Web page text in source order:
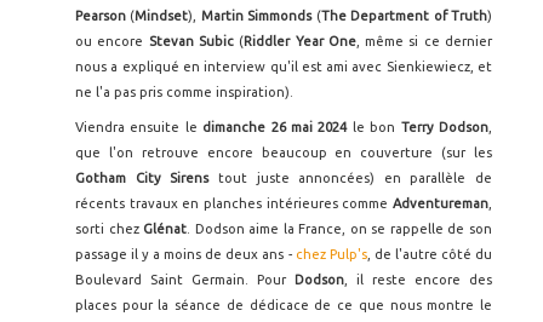
Pearson (Mindset), Martin Simmonds (The Department of Truth)
ou encore Stevan Subic (Riddler Year One, même si ce dernier
nous a expliqué en interview qu'il est ami avec Sienkiewiecz, et
ne l'a pas pris comme inspiration).
Viendra ensuite le dimanche 26 mai 2024 le bon Terry Dodson
que l'on retrouve encore beaucoup en couverture (sur les
Gotham City Sirens tout juste annoncées) en parallèle de
récents travaux en planches intérieures comme Adventureman
sorti chez Glénat . Dodson aime la France, on se rappelle de son
passage il y a moins de deux ans - chez Pulp's, de l'autre côté du
Boulevard Saint Germain. Pour
Dodson , il reste encore des
places pour la séance de dédicace de ce que nous montre le